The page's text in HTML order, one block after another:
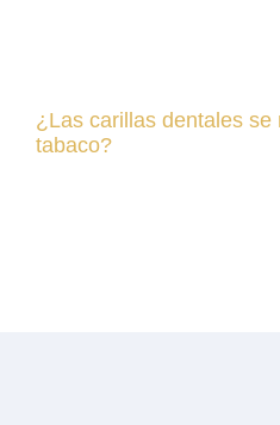
¿Las carillas dentales
tabaco?